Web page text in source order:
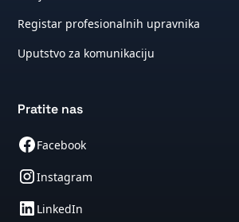
Registar profesionalnih upravnika
Uputstvo za komunikaciju
Pratite nas
Facebook
Instagram
LinkedIn